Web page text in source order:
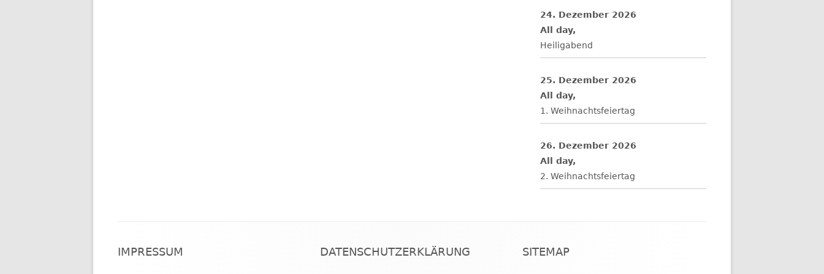
24. Dezember 2026
All day,
Heiligabend
25. Dezember 2026
All day,
1. Weihnachtsfeiertag
26. Dezember 2026
All day,
2. Weihnachtsfeiertag
Inhalt
IMPRESSUM DATENSCHUTZERKLÄRUNG SITEMAP